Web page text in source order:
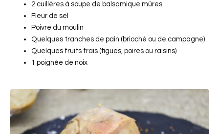
2 cuillères à soupe de balsamique mûres
Fleur de sel
Poivre du moulin
Quelques tranches de pain (brioché ou de campagne)
Quelques fruits frais (figues, poires ou raisins)
1 poignée de noix